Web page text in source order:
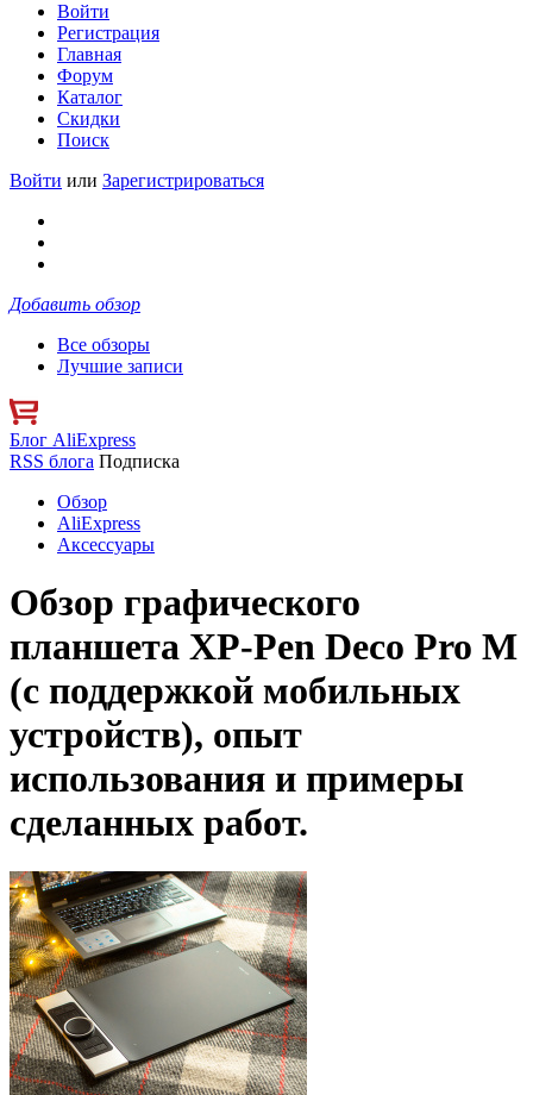
Войти
Регистрация
Главная
Форум
Каталог
Скидки
Поиск
Войти или Зарегистрироваться
Добавить обзор
Все обзоры
Лучшие записи
Блог AliExpress
RSS блога Подписка
Обзор
AliExpress
Аксессуары
Обзор графического
планшета XP-Pen Deco Pro M
(с поддержкой мобильных
устройств), опыт
использования и примеры
сделанных работ.